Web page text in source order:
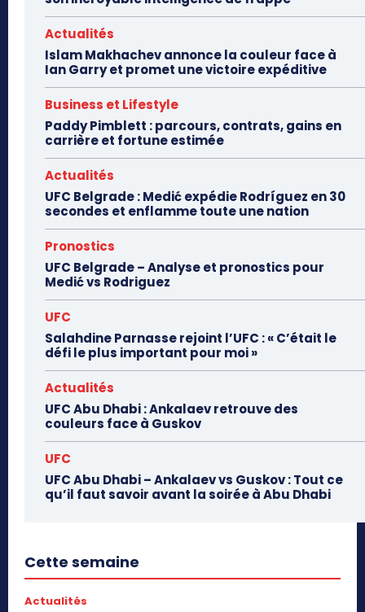
Actualités
Islam Makhachev annonce la couleur face à
Ian Garry et promet une victoire expéditive
Business et Lifestyle
Paddy Pimblett : parcours, contrats, gains en
carrière et fortune estimée
Actualités
UFC Belgrade : Medić expédie Rodríguez en 30
secondes et enflamme toute une nation
Pronostics
UFC Belgrade – Analyse et pronostics pour
Medić vs Rodriguez
UFC
Salahdine Parnasse rejoint l’UFC : « C’était le
défi le plus important pour moi »
Actualités
UFC Abu Dhabi : Ankalaev retrouve des
couleurs face à Guskov
UFC
UFC Abu Dhabi – Ankalaev vs Guskov : Tout ce
qu’il faut savoir avant la soirée à Abu Dhabi
Cette semaine
Actualités